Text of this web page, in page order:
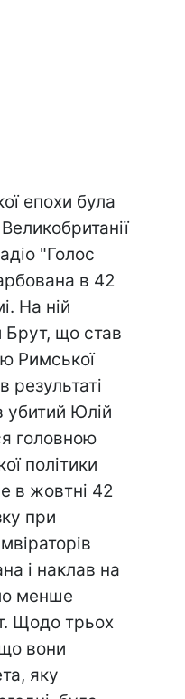
епохи була
"Голос
в 42
На ній
що став
Римської
результаті
убитий Юлій
головною
політики
в жовтні 42
при
і наклав на
менше
Щодо трьох
вони
яку